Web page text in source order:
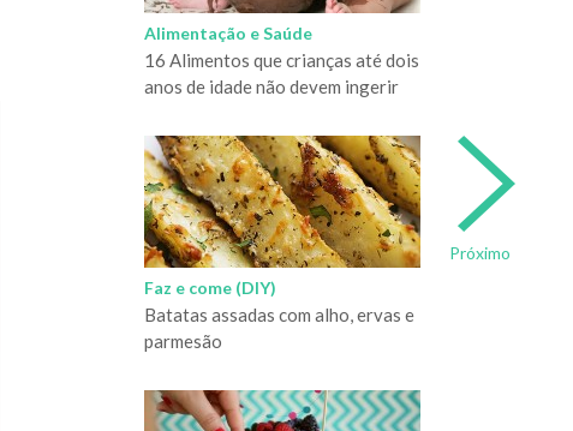
Próximo
Alimentação e Saúde
16 Alimentos que crianças até dois
anos de idade não devem ingerir
Faz e come (DIY)
Batatas assadas com alho, ervas e
parmesão